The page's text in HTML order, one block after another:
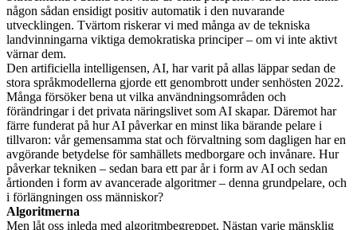
någon sådan ensidigt positiv automatik i den nuvarande
utvecklingen. Tvärtom riskerar vi med många av de tekniska
landvinningarna viktiga demokratiska principer – om vi inte aktivt
värnar dem.
Den artificiella intelligensen, AI, har varit på allas läppar sedan de
stora språkmodellerna gjorde ett genombrott under senhösten 2022.
Många försöker bena ut vilka användningsområden och
förändringar i det privata näringslivet som AI skapar. Däremot har
färre funderat på hur AI påverkar en minst lika bärande pelare i
tillvaron: vår gemensamma stat och förvaltning som dagligen har en
avgörande betydelse för samhällets medborgare och invånare. Hur
påverkar tekniken – sedan bara ett par år i form av AI och sedan
årtionden i form av avancerade algoritmer – denna grundpelare, och
i förlängningen oss människor?
Algoritmerna
Men låt oss inleda med algoritmbegreppet. Nästan varje mänsklig